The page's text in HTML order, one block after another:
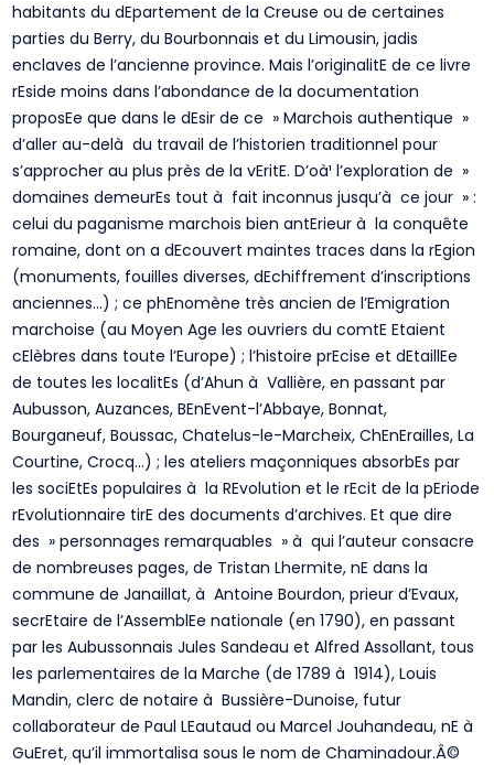
habitants du dEpartement de la Creuse ou de certaines
parties du Berry, du Bourbonnais et du Limousin, jadis
enclaves de l’ancienne province. Mais l’originalitE de ce livre
rEside moins dans l’abondance de la documentation
proposEe que dans le dEsir de ce » Marchois authentique »
d’aller au-delà du travail de l’historien traditionnel pour
s’approcher au plus près de la vEritE. D’oà¹ l’exploration de »
domaines demeurEs tout à fait inconnus jusqu’à ce jour » :
celui du paganisme marchois bien antErieur à la conquête
romaine, dont on a dEcouvert maintes traces dans la rEgion
(monuments, fouilles diverses, dEchiffrement d’inscriptions
anciennes…) ; ce phEnomène très ancien de l’Emigration
marchoise (au Moyen Age les ouvriers du comtE Etaient
cElèbres dans toute l’Europe) ; l’histoire prEcise et dEtaillEe
de toutes les localitEs (d’Ahun à Vallière, en passant par
Aubusson, Auzances, BEnEvent-l’Abbaye, Bonnat,
Bourganeuf, Boussac, Chatelus-le-Marcheix, ChEnErailles, La
Courtine, Crocq…) ; les ateliers maçonniques absorbEs par
les sociEtEs populaires à la REvolution et le rEcit de la pEriode
rEvolutionnaire tirE des documents d’archives. Et que dire
des » personnages remarquables » à qui l’auteur consacre
de nombreuses pages, de Tristan Lhermite, nE dans la
commune de Janaillat, à Antoine Bourdon, prieur d’Evaux,
secrEtaire de l’AssemblEe nationale (en 1790), en passant
par les Aubussonnais Jules Sandeau et Alfred Assollant, tous
les parlementaires de la Marche (de 1789 à 1914), Louis
Mandin, clerc de notaire à Bussière-Dunoise, futur
collaborateur de Paul LEautaud ou Marcel Jouhandeau, nE à
GuEret, qu’il immortalisa sous le nom de Chaminadour.Â©